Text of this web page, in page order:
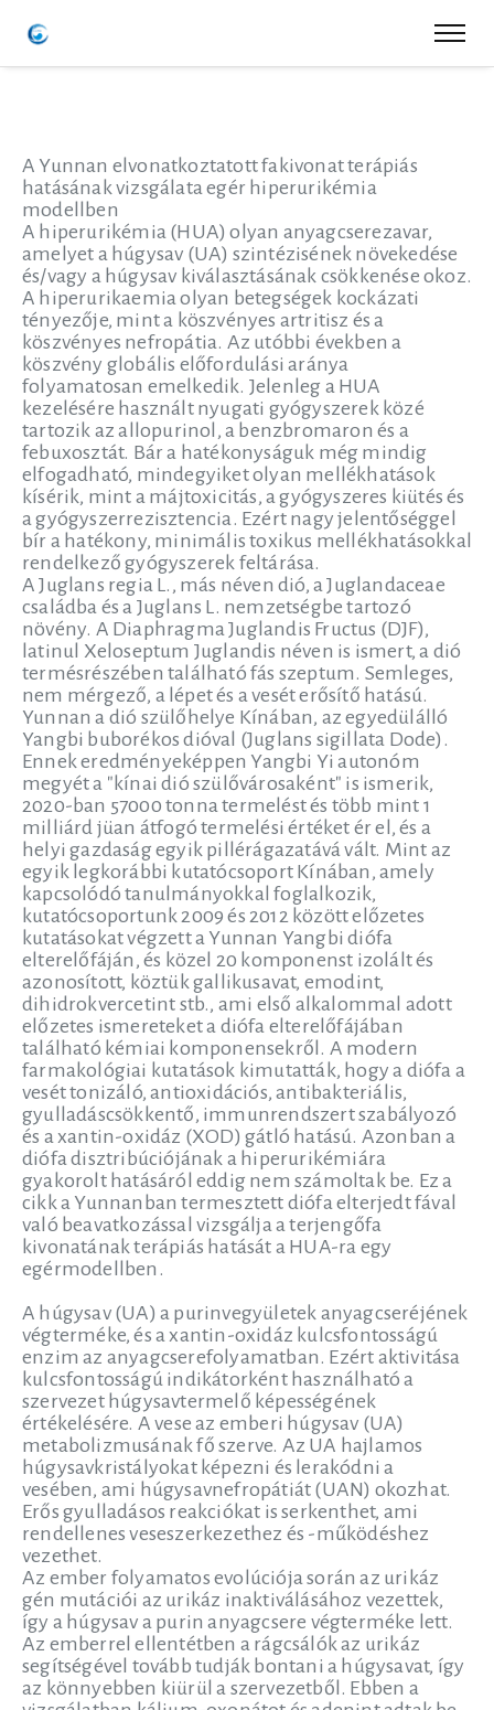
A Yunnan elvonatkoztatott fakivonat terápiás
hatásának vizsgálata egér hiperurikémia
modellben
A hiperurikémia (HUA) olyan anyagcserezavar,
amelyet a húgysav (UA) szintézisének növekedése
és/vagy a húgysav kiválasztásának csökkenése okoz.
A hiperurikaemia olyan betegségek kockázati
tényezője, mint a köszvényes artritisz és a
köszvényes nefropátia. Az utóbbi években a
köszvény globális előfordulási aránya
folyamatosan emelkedik. Jelenleg a HUA
kezelésére használt nyugati gyógyszerek közé
tartozik az allopurinol, a benzbromaron és a
febuxosztát. Bár a hatékonyságuk még mindig
elfogadható, mindegyiket olyan mellékhatások
kísérik, mint a májtoxicitás, a gyógyszeres kiütés és
a gyógyszerrezisztencia. Ezért nagy jelentőséggel
bír a hatékony, minimális toxikus mellékhatásokkal
rendelkező gyógyszerek feltárása.
A Juglans regia L., más néven dió, a Juglandaceae
családba és a Juglans L. nemzetségbe tartozó
növény. A Diaphragma Juglandis Fructus (DJF),
latinul Xeloseptum Juglandis néven is ismert, a dió
termésrészében található fás szeptum. Semleges,
nem mérgező, a lépet és a vesét erősítő hatású.
Yunnan a dió szülőhelye Kínában, az egyedülálló
Yangbi buborékos dióval (Juglans sigillata Dode).
Ennek eredményeképpen Yangbi Yi autonóm
megyét a "kínai dió szülővárosaként" is ismerik,
2020-ban 57000 tonna termelést és több mint 1
milliárd jüan átfogó termelési értéket ér el, és a
helyi gazdaság egyik pillérágazatává vált. Mint az
egyik legkorábbi kutatócsoport Kínában, amely
kapcsolódó tanulmányokkal foglalkozik,
kutatócsoportunk 2009 és 2012 között előzetes
kutatásokat végzett a Yunnan Yangbi diófa
elterelőfáján, és közel 20 komponenst izolált és
azonosított, köztük gallikusavat, emodint,
dihidrokvercetint stb., ami első alkalommal adott
előzetes ismereteket a diófa elterelőfájában
található kémiai komponensekről. A modern
farmakológiai kutatások kimutatták, hogy a diófa a
vesét tonizáló, antioxidációs, antibakteriális,
gyulladáscsökkentő, immunrendszert szabályozó
és a xantin-oxidáz (XOD) gátló hatású. Azonban a
diófa disztribúciójának a hiperurikémiára
gyakorolt hatásáról eddig nem számoltak be. Ez a
cikk a Yunnanban termesztett diófa elterjedt fával
való beavatkozással vizsgálja a terjengőfa
kivonatának terápiás hatását a HUA-ra egy
egérmodellben.
A húgysav (UA) a purinvegyületek anyagcseréjének
végterméke, és a xantin-oxidáz kulcsfontosságú
enzim az anyagcserefolyamatban. Ezért aktivitása
kulcsfontosságú indikátorként használható a
szervezet húgysavtermelő képességének
értékelésére. A vese az emberi húgysav (UA)
metabolizmusának fő szerve. Az UA hajlamos
húgysavkristályokat képezni és lerakódni a
vesében, ami húgysavnefropátiát (UAN) okozhat.
Erős gyulladásos reakciókat is serkenthet, ami
rendellenes veseszerkezethez és -működéshez
vezethet.
Az ember folyamatos evolúciója során az urikáz
gén mutációi az urikáz inaktiválásához vezettek,
így a húgysav a purin anyagcsere végterméke lett.
Az emberrel ellentétben a rágcsálók az urikáz
segítségével tovább tudják bontani a húgysavat, így
az könnyebben kiürül a szervezetből. Ebben a